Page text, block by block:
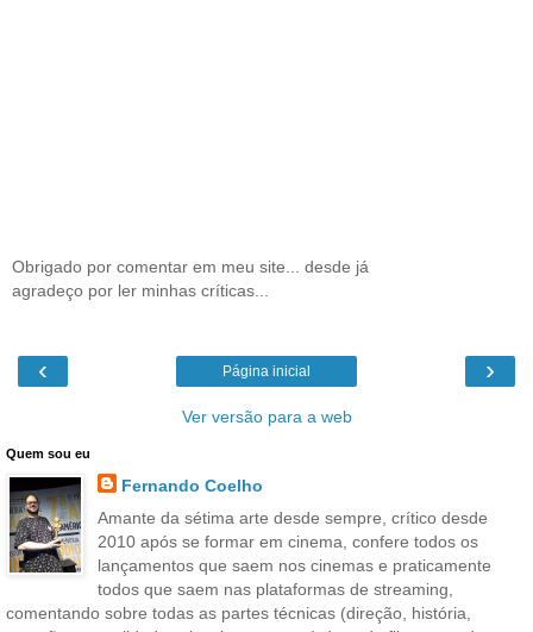
Obrigado por comentar em meu site... desde já
agradeço por ler minhas críticas...
‹ ›
Página inicial
Ver versão para a web
Quem sou eu
Fernando Coelho
Amante da sétima arte desde sempre, crítico desde
2010 após se formar em cinema, confere todos os
lançamentos que saem nos cinemas e praticamente
todos que saem nas plataformas de streaming,
comentando sobre todas as partes técnicas (direção, história,